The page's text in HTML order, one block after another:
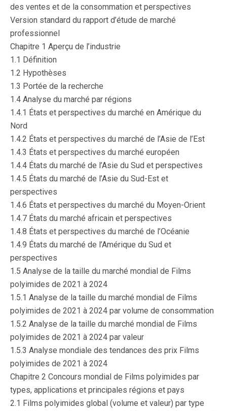
des ventes et de la consommation et perspectives
Version standard du rapport d’étude de marché
professionnel
Chapitre 1 Aperçu de l’industrie
1.1 Définition
1.2 Hypothèses
1.3 Portée de la recherche
1.4 Analyse du marché par régions
1.4.1 États et perspectives du marché en Amérique du
Nord
1.4.2 États et perspectives du marché de l’Asie de l’Est
1.4.3 États et perspectives du marché européen
1.4.4 États du marché de l’Asie du Sud et perspectives
1.4.5 États du marché de l’Asie du Sud-Est et
perspectives
1.4.6 États et perspectives du marché du Moyen-Orient
1.4.7 États du marché africain et perspectives
1.4.8 États et perspectives du marché de l’Océanie
1.4.9 États du marché de l’Amérique du Sud et
perspectives
1.5 Analyse de la taille du marché mondial de Films
polyimides de 2021 à 2024
1.5.1 Analyse de la taille du marché mondial de Films
polyimides de 2021 à 2024 par volume de consommation
1.5.2 Analyse de la taille du marché mondial de Films
polyimides de 2021 à 2024 par valeur
1.5.3 Analyse mondiale des tendances des prix Films
polyimides de 2021 à 2024
Chapitre 2 Concours mondial de Films polyimides par
types, applications et principales régions et pays
2.1 Films polyimides global (volume et valeur) par type